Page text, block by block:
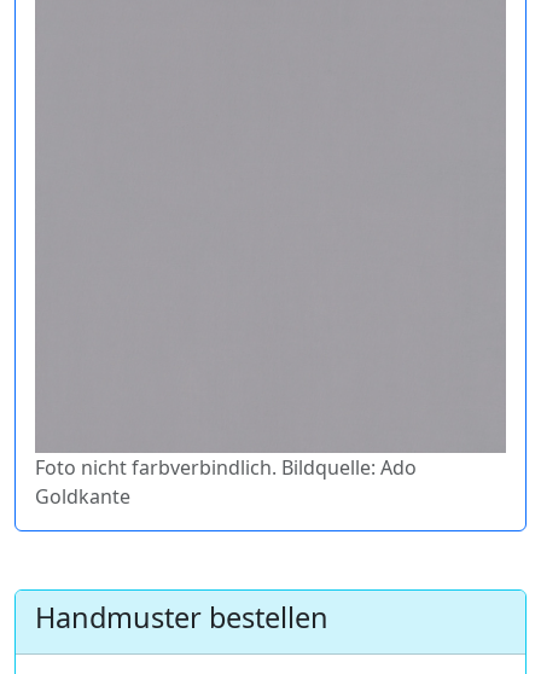
Foto nicht farbverbindlich. Bildquelle: Ado
Goldkante
Handmuster bestellen